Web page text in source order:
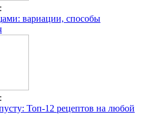
вариации, способы
Топ-12 рецептов на любой